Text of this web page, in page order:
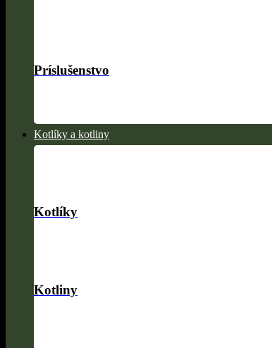
Príslušenstvo
Kotlíky a kotliny
Kotlíky
Kotliny